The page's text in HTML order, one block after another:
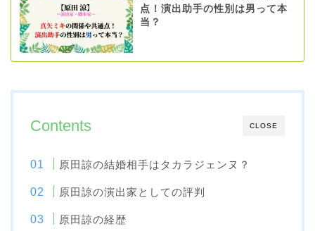
点！演出助手の性別は男って本
当？
CLOSE
Contents
原田諒の結婚相手はタカラジェンヌ？
原田諒の演出家としての評判
原田諒の経歴